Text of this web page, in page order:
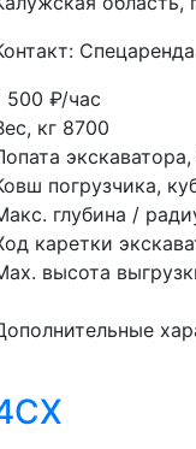
500 ₽/час
кг 8700
погрузчика,
глубина /
каретки
высота